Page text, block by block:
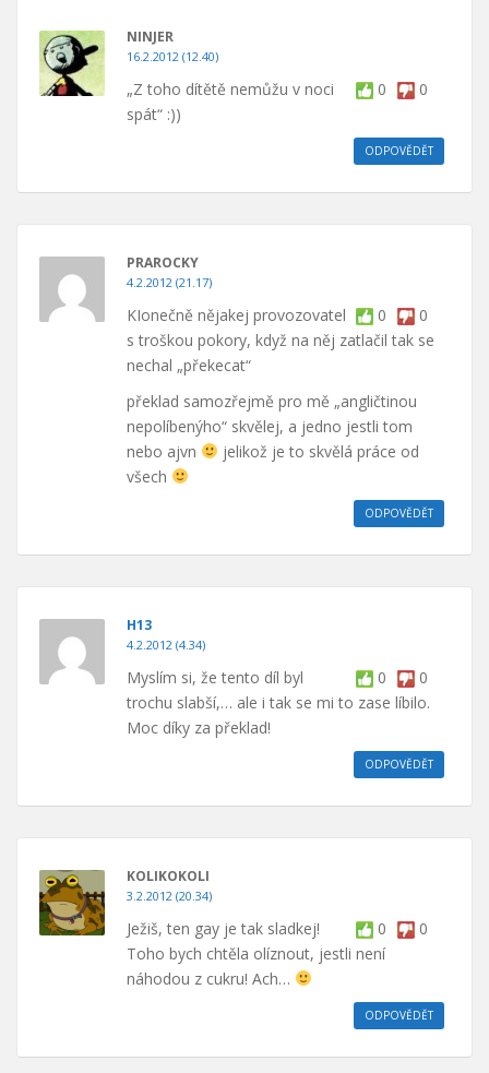
NINJER
16.2.2012 (12.40)
0 0
„Z toho dítětě nemůžu v noci
spát“ :))
ODPOVĚDĚT
PRAROCKY
4.2.2012 (21.17)
0 0
KIonečně nějakej provozovatel
s troškou pokory, když na něj zatlačil tak se
nechal „překecat“
překlad samozřejmě pro mě „angličtinou
nepolíbenýho“ skvělej, a jedno jestli tom
nebo ajvn
jelikož je to skvělá práce od
všech
ODPOVĚDĚT
H13
4.2.2012 (4.34)
0 0
Myslím si, že tento díl byl
trochu slabší,… ale i tak se mi to zase líbilo.
Moc díky za překlad!
ODPOVĚDĚT
KOLIKOKOLI
3.2.2012 (20.34)
0 0
Ježiš, ten gay je tak sladkej!
Toho bych chtěla olíznout, jestli není
náhodou z cukru! Ach…
ODPOVĚDĚT